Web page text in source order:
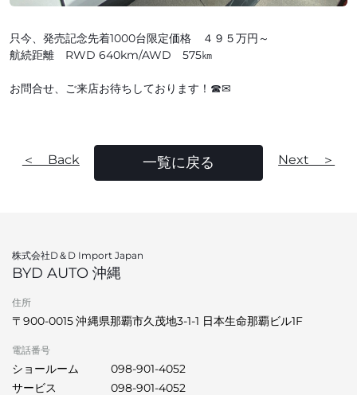
只今、発売記念先着1000台限定価格 ４９５万円～
航続距離 RWD 640km/AWD 575㎞
お問合せ、ご来店お待ちしております！☎✉
＜ Back 一覧に戻る Next ＞
株式会社D＆D Import Japan
BYD AUTO 沖縄
住所
〒900-0015 沖縄県那覇市久茂地3-1-1 日本生命那覇ビル1F
電話番号
ショールーム
098-901-4052
サービス
098-901-4052